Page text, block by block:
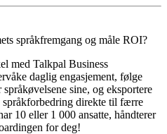
språkfremgang og måle ROI?
med Talkpal Business
daglig engasjement, følge
sine, og eksportere
direkte til færre
10 eller 1 000 ansatte, håndterer
for deg!